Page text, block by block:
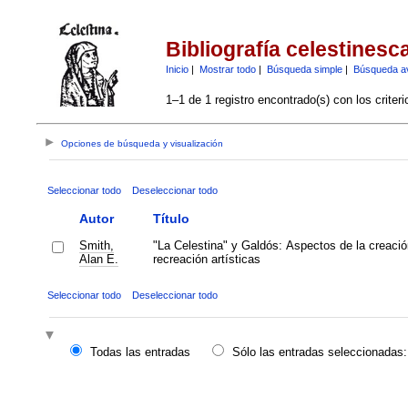
Bibliografía
Inicio| Mostrar todo| Búsqueda simple| Búsqueda
1–1 de 1 registro encontrado(s) con los
Opciones de búsqueda y visualización
Seleccionar todo Deseleccionar todo
Autor Título
Smith,
Alan E.
"La Celestina" y Galdós: Aspectos de la
recreación artísticas
Seleccionar todo Deseleccionar todo
Todas las entradas
Sólo las entradas seleccionadas: